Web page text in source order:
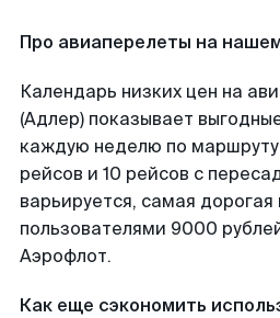
Про авиаперелеты на
Календарь низких цен на
(Адлер) показывает
каждую неделю по
рейсов и 10 рейсов с
варьируется, самая
пользователями 9000
Аэрофлот.
Как еще сэкономить